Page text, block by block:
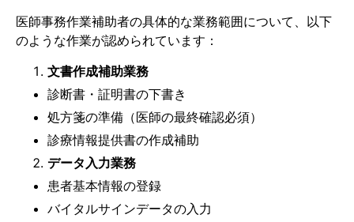
医師事務作業補助者の具体的な業務範囲について、以下
のような作業が認められています：
文書作成補助業務
診断書・証明書の下書き
処方箋の準備（医師の最終確認必須）
診療情報提供書の作成補助
データ入力業務
患者基本情報の登録
バイタルサインデータの入力